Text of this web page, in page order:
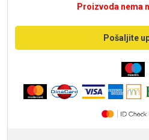
Proizvoda nema
Pošaljite